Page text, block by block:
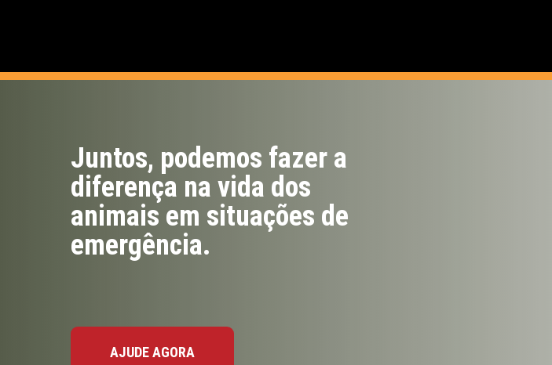
Juntos, podemos fazer a
diferença na vida dos
animais em situações de
emergência.
AJUDE AGORA